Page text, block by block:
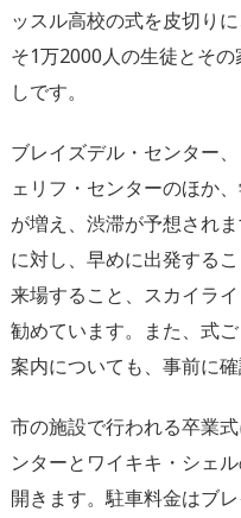
ッスル高校の式を皮切り
そ1万2000人の生徒とそ
しです。
ブレイズデル・センター
ェリフ・センターのほか
が増え、渋滞が予想され
に対し、早めに出発する
来場すること、スカイラ
勧めています。また、式
案内についても、事前に
市の施設で行われる卒業
ンターとワイキキ・シェ
開きます。駐車料金はブ